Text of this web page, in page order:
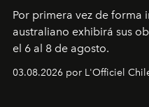
Por primera vez de forma
australiano exhibirá sus
el 6 al 8 de agosto.
03.08.2026 por L'Officiel